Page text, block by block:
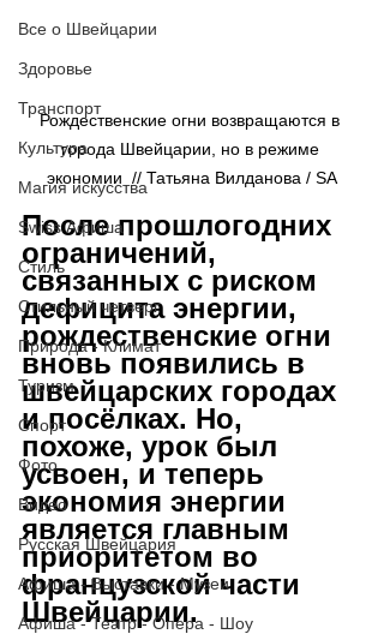
Все о Швейцарии
Здоровье
Транспорт
Культура
Магия искусства
Swiss Афиша
Стиль
Стильный четверг
Природа - Климат
Туризм
Спорт
Фото
Видео
Русская Швейцария
Афиша - Выставки - Музеи
Афиша - Театр - Опера - Шоу
Рождественские огни возвращаются в
города Швейцарии, но в режиме
экономии  // Татьяна Вилданова / SA
После прошлогодних
ограничений,
связанных с риском
дефицита энергии,
рождественские огни
вновь появились в
швейцарских городах
и посёлках. Но,
похоже, урок был
усвоен, и теперь
экономия энергии
является главным
приоритетом во
французской части
Швейцарии.